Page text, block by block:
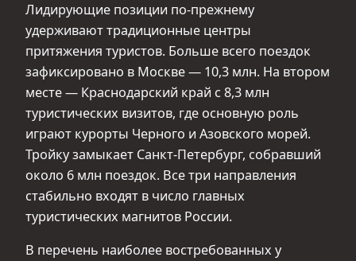
Лидирующие позиции по-прежнему
удерживают традиционные центры
притяжения туристов. Больше всего поездок
зафиксировано в Москве — 10,3 млн. На втором
месте — Краснодарский край с 8,3 млн
туристических визитов, где основную роль
играют курорты Черного и Азовского морей.
Тройку замыкает Санкт-Петербург, собравший
около 6 млн поездок. Все три направления
стабильно входят в число главных
туристических магнитов России.
В перечень наиболее востребованных у